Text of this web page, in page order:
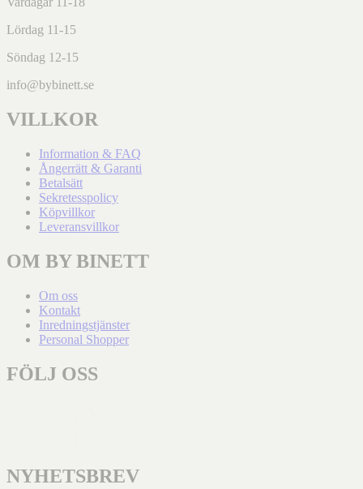
Lördag 11-15
Söndag 12-15
info@bybinett.se
VILLKOR
Information & FAQ
Ångerrätt & Garanti
Betalsätt
Sekretesspolicy
Köpvillkor
Leveransvillkor
OM BY BINETT
Om oss
Kontakt
Inredningstjänster
Personal Shopper
FÖLJ OSS
NYHETSBREV